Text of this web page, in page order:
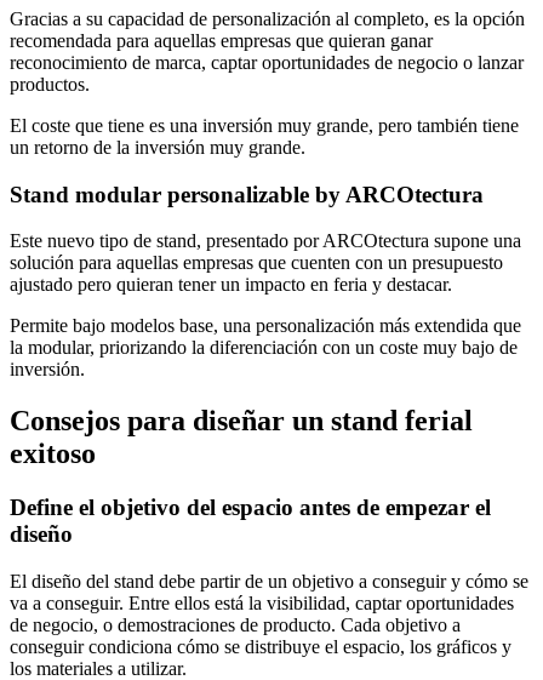
Gracias a su capacidad de personalización al completo, es la opción
recomendada para aquellas empresas que quieran ganar
reconocimiento de marca, captar oportunidades de negocio o lanzar
productos.
El coste que tiene es una inversión muy grande, pero también tiene
un retorno de la inversión muy grande.
Stand modular personalizable by ARCOtectura
Este nuevo tipo de stand, presentado por ARCOtectura supone una
solución para aquellas empresas que cuenten con un presupuesto
ajustado pero quieran tener un impacto en feria y destacar.
Permite bajo modelos base, una personalización más extendida que
la modular, priorizando la diferenciación con un coste muy bajo de
inversión.
Consejos para diseñar un stand ferial
exitoso
Define el objetivo del espacio antes de empezar el
diseño
El diseño del stand debe partir de un objetivo a conseguir y cómo se
va a conseguir. Entre ellos está la visibilidad, captar oportunidades
de negocio, o demostraciones de producto. Cada objetivo a
conseguir condiciona cómo se distribuye el espacio, los gráficos y
los materiales a utilizar.